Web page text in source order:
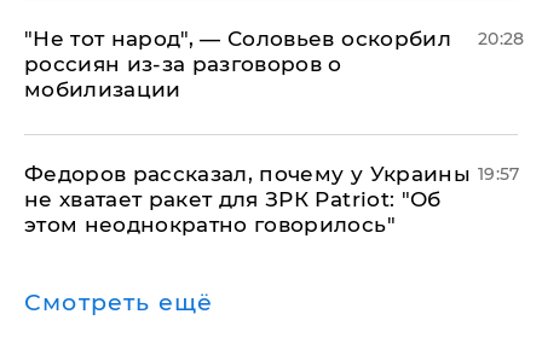
​"Не тот народ", — Соловьев оскорбил
россиян из-за разговоров о
мобилизации
20:28
Федоров рассказал, почему у Украины
не хватает ракет для ЗРК Patriot: "Об
этом неоднократно говорилось"
19:57
Смотреть ещё